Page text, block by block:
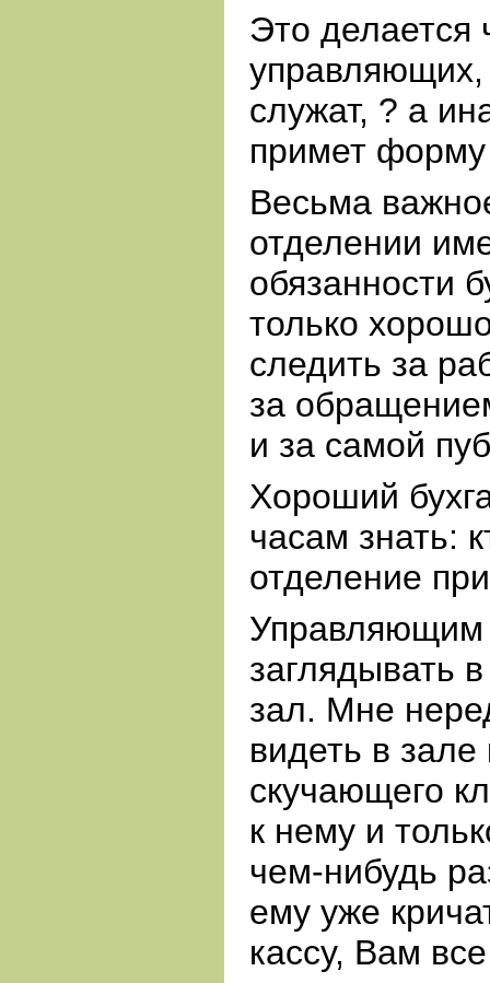
Это делается
служат, ? а
примет
Весьма
отделении
обязанности
только
следить за
за
и за самой
Хороший
часам знать:
отделение
Управляющим
заглядывать
зал. Мне
видеть в зале
скучающего
к нему и
чем-нибудь
ему уже
кассу, Вам